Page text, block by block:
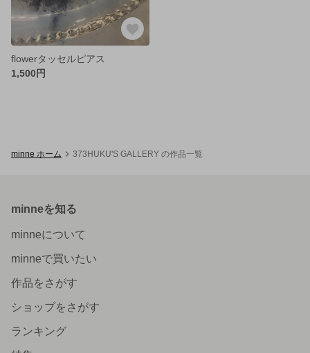
flowerタッセルピアス
1,500円
minne ホーム 373HUKU'S GALLERY の作品一覧
minneを知る
minneについて
minneで買いたい
作品をさがす
ショップをさがす
ランキング